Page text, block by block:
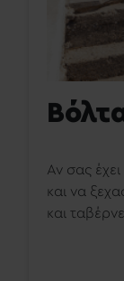
Αν σας
και να
και